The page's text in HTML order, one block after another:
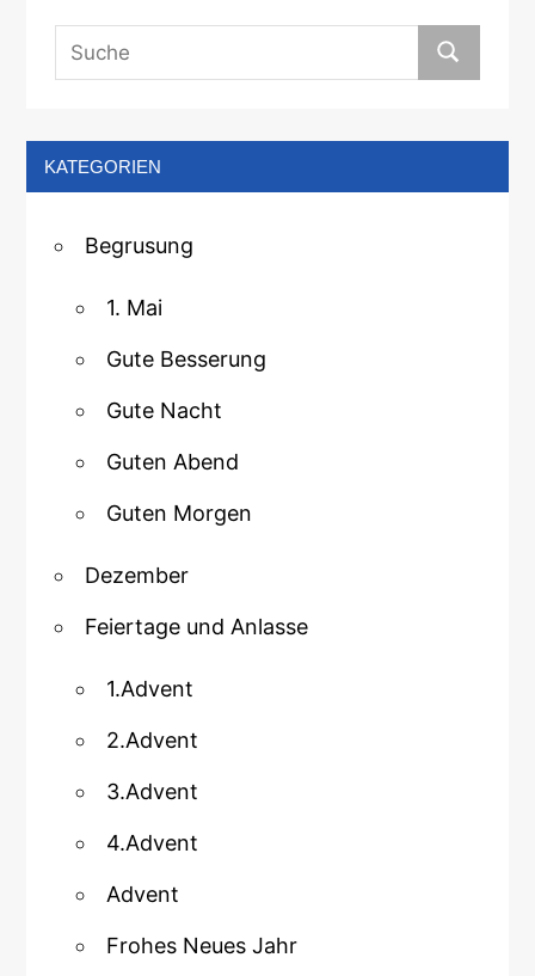
KATEGORIEN
Begrusung
1. Mai
Gute Besserung
Gute Nacht
Guten Abend
Guten Morgen
Dezember
Feiertage und Anlasse
1.Advent
2.Advent
3.Advent
4.Advent
Advent
Frohes Neues Jahr